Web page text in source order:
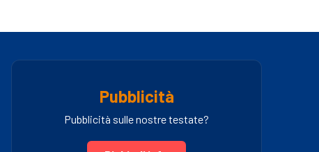
Pubblicità
Pubblicità sulle nostre testate?